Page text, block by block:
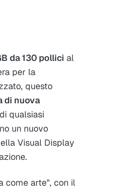
da 130 pollici al
per la
questo
di nuova
qualsiasi
un nuovo
Visual Display
come arte", con il